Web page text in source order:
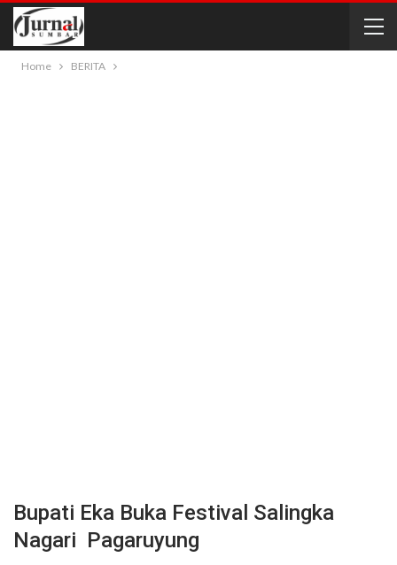
Home BERITA
Bupati Eka Buka Festival Salingka
Nagari Pagaruyung